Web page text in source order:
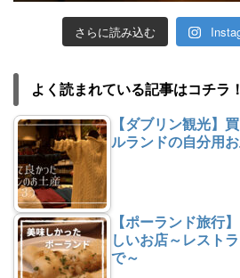
さらに読み込む
よく読まれている記事はコチラ！
【ダブリン観光】
ルランドの自分用お
【ポーランド旅行
しいお店～レスト
で～